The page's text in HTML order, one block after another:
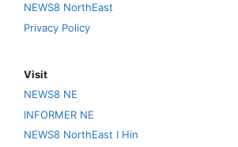
NEWS8 NorthEast
Privacy Policy
Visit
NEWS8 NE
INFORMER NE
NEWS8 NorthEast I Hin